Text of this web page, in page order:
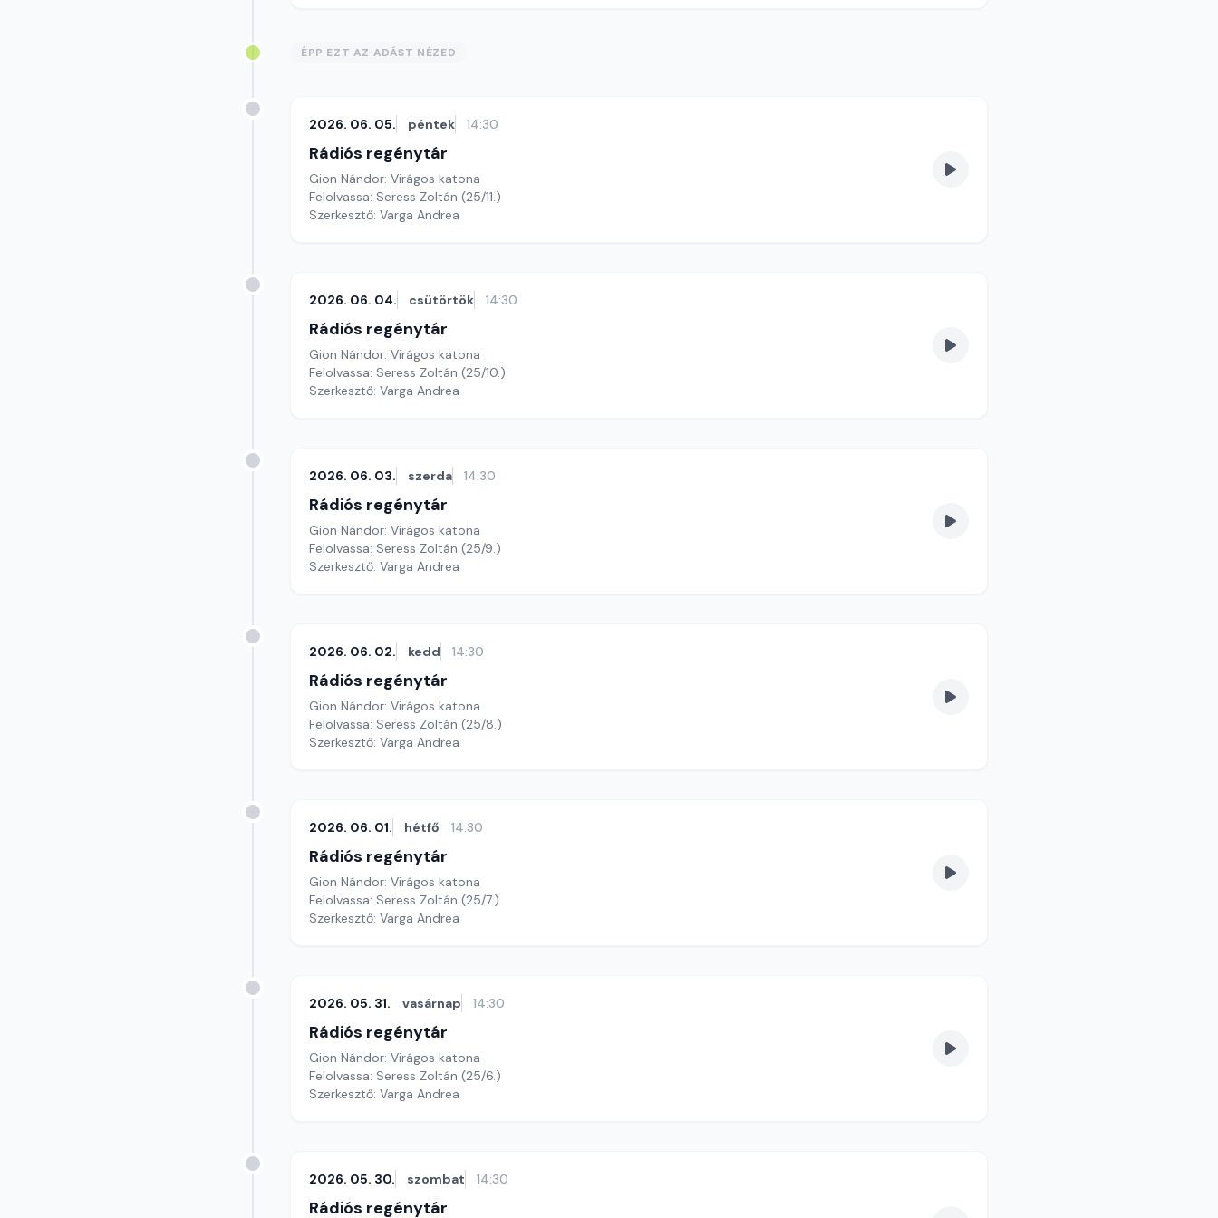
ÉPP EZT AZ ADÁST NÉZED
2026. 06. 05. péntek 14:30
Rádiós regénytár
Gion Nándor: Virágos katona
Felolvassa: Seress Zoltán (25/11.)
Szerkesztő: Varga Andrea
2026. 06. 04. csütörtök 14:30
Rádiós regénytár
Gion Nándor: Virágos katona
Felolvassa: Seress Zoltán (25/10.)
Szerkesztő: Varga Andrea
2026. 06. 03. szerda 14:30
Rádiós regénytár
Gion Nándor: Virágos katona
Felolvassa: Seress Zoltán (25/9.)
Szerkesztő: Varga Andrea
2026. 06. 02. kedd 14:30
Rádiós regénytár
Gion Nándor: Virágos katona
Felolvassa: Seress Zoltán (25/8.)
Szerkesztő: Varga Andrea
2026. 06. 01. hétfő 14:30
Rádiós regénytár
Gion Nándor: Virágos katona
Felolvassa: Seress Zoltán (25/7.)
Szerkesztő: Varga Andrea
2026. 05. 31. vasárnap 14:30
Rádiós regénytár
Gion Nándor: Virágos katona
Felolvassa: Seress Zoltán (25/6.)
Szerkesztő: Varga Andrea
2026. 05. 30. szombat 14:30
Rádiós regénytár